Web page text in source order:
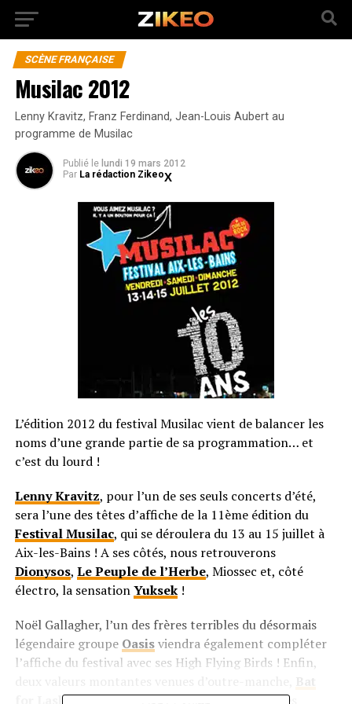
SCÈNE FRANÇAISE
Musilac 2012
Lenny Kravitz, Franz Ferdinand, Jean-Louis Aubert au
programme de Musilac
Publié le lundi 19 mars 2012
Par La rédaction Zikeo
L’édition 2012 du festival Musilac vient de balancer les
noms d’une grande partie de sa programmation… et
c’est du lourd !
Lenny Kravitz, pour l’un de ses seuls concerts d’été,
sera l’une des têtes d’affiche de la 11ème édition du
Festival Musilac, qui se déroulera du 13 au 15 juillet à
Aix-les-Bains ! A ses côtés, nous retrouverons
Dionysos, Le Peuple de l’Herbe, Miossec et, côté
électro, la sensationYuksek!
Noël Gallagher, l’un des frères terribles du désormais
légendaire groupe Oasisviendra également compléter
l’affiche du festival avec ses High Flying Birds ! Enfin,
for Lasheset Band of Skulls font aussi partie des